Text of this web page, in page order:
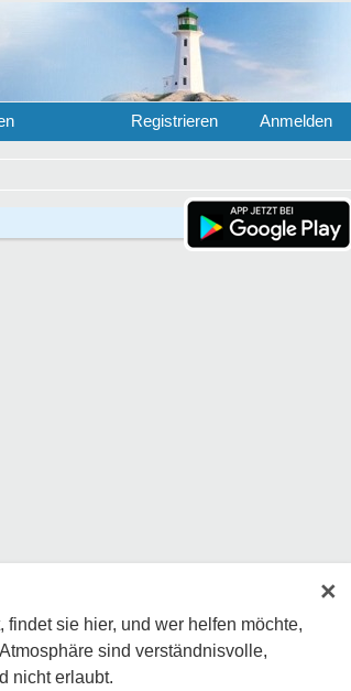
Anmelden
Registrieren
×
sie hier, und wer helfen möchte,
sind verständnisvolle,
nicht erlaubt.